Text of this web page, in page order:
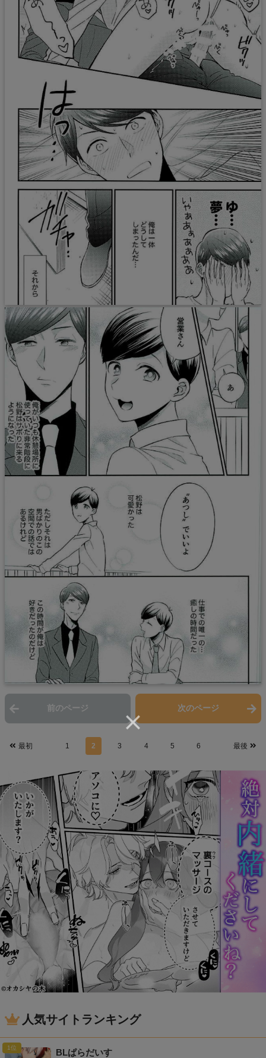
前のページ 次のページ
最初 1 2 3 4 5 6 最後
人気サイトランキング
BLぱらだいす